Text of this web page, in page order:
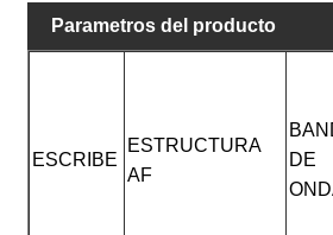
Parametros del producto
ESCRIBE
ESTRUCTURA
AF
DE